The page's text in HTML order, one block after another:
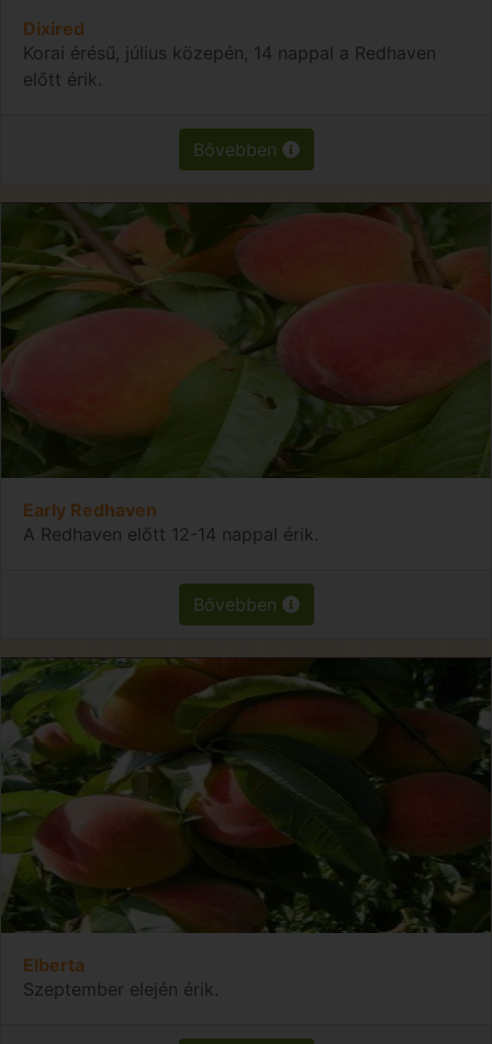
Dixired
Korai érésű, július közepén, 14 nappal a Redhaven
előtt érik.
Bővebben
Early Redhaven
A Redhaven előtt 12-14 nappal érik.
Bővebben
Elberta
Szeptember elején érik.